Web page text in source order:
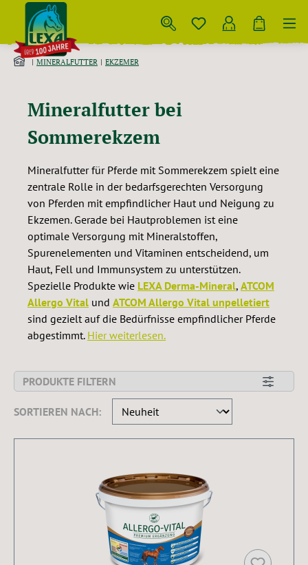
Zum Hauptinhalt springen
MINERALFUTTER EKZEMER
Mineralfutter bei
Sommerekzem
Mineralfutter für Pferde mit Sommerekzem spielt eine
zentrale Rolle in der bedarfsgerechten Versorgung
von Pferden mit empfindlicher Haut und Neigung zu
Ekzemen. Gerade bei Hautproblemen ist eine
optimale Versorgung mit Mineralstoffen,
Spurenelementen und Vitaminen entscheidend, um
Haut, Fell und Immunsystem zu unterstützen.
Spezielle Produkte wie LEXA Derma-Mineral, ATCOM
Allergo Vital und ATCOM Allergo Vital unpelletiert
sind gezielt auf die Bedürfnisse empfindlicher Pferde
abgestimmt. Hier weiterlesen.
PRODUKTE FILTERN
SORTIEREN NACH: